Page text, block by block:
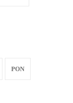
PON